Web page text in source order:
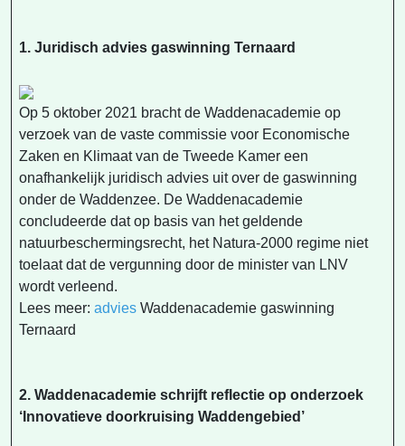
1. Juridisch advies gaswinning Ternaard
Op 5 oktober 2021 bracht de Waddenacademie op
verzoek van de vaste commissie voor Economische
Zaken en Klimaat van de Tweede Kamer een
onafhankelijk juridisch advies uit over de gaswinning
onder de Waddenzee. De Waddenacademie
concludeerde dat op basis van het geldende
natuurbeschermingsrecht, het Natura-2000 regime niet
toelaat dat de vergunning door de minister van LNV
wordt verleend.
Lees meer: advies Waddenacademie gaswinning
Ternaard
2. Waddenacademie schrijft reflectie op onderzoek
‘Innovatieve doorkruising Waddengebied’